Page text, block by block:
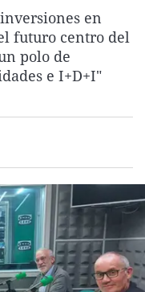
La rosa de los vientos
Gente viajera
Como el perro y el
Caso
Retornados
Equipo de
Extremadura
Galicia
La Rioja
Virales
Televisión
Elecciones
en
futuro centro del
polo de
e I+D+I"